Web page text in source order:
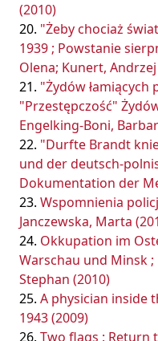
(2010)
"Żeby chociaż
1939 ; Powstanie
Olena; Kunert,
"Żydów łamiących
"Przestępczość"
Engelking-Boni,
"Durfte Brandt
und der deutsch-
Dokumentation der
Wspomnienia
Janczewska, Marta
Okkupation im
Warschau und Minsk ;
Stephan (2010)
A physician inside
1943 (2009)
Two flags : Return